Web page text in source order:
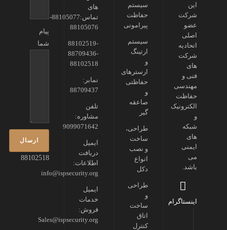
پیام
شما
88102518
های
تماس:88105077-
88105076
88102519-
88709436-
88102518
نمابر:
88709437
تلفن
مشاوره:
9099071642
ایمیل
دریافت
اطلاعات:
info@ispsecurity.org
ایمیل
خدمات
فروش:
Sales@ispsecurity.org
سیستم
حفاظت
پیرامونی
سیستم
ارتینگ
و
ارسترهای
حفاظتی
و
صاعقه
گیر
طراحی،
ساخت
و نصب
انواع
دکل
طراحی
و
ساخت
اتاق
کنترل
این
شرکت
عضو
اصلی
اتحادیه
شرکت
های
فنی و
مهندسی
حفاظت
الکترونیک
و
شبکه
های
ایمنی
می
باشد.
اینستاگرام